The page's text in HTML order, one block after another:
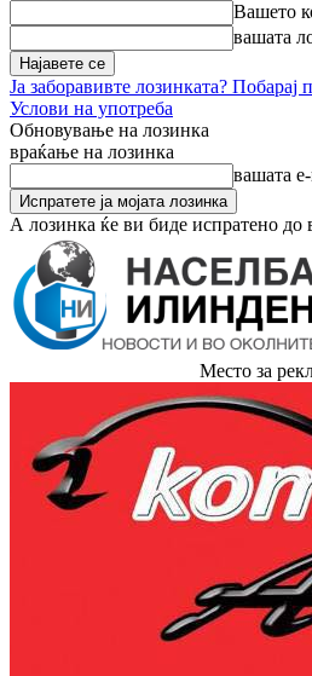
Вашето
вашата
Ја заборавивте лозинката? Побарај
Услови на употреба
Обновување на лозинка
враќање на лозинка
вашата
А лозинка ќе ви биде испратено до
Место за